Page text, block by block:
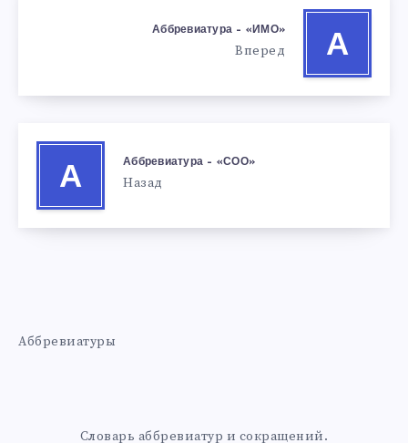
А
Аббревиатура – «ИМО»
Вперед
А
Аббревиатура – «СОО»
Назад
Аббревиатуры
Словарь аббревиатур и сокращений.